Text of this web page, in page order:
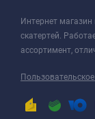
Интернет
скатертей.
ассортимент,